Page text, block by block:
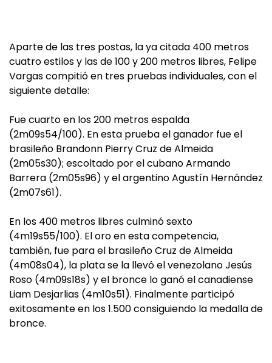
Aparte de las tres postas, la ya citada 400 metros
cuatro estilos y las de 100 y 200 metros libres, Felipe
Vargas compitió en tres pruebas individuales, con el
siguiente detalle:
Fue cuarto en los 200 metros espalda
(2m09s54/100). En esta prueba el ganador fue el
brasileño Brandonn Pierry Cruz de Almeida
(2m05s30); escoltado por el cubano Armando
Barrera (2m05s96) y el argentino Agustín Hernández
(2m07s61).
En los 400 metros libres culminó sexto
(4m19s55/100). El oro en esta competencia,
también, fue para el brasileño Cruz de Almeida
(4m08s04), la plata se la llevó el venezolano Jesús
Roso (4m09s18s) y el bronce lo ganó el canadiense
Liam Desjarlias (4m10s51). Finalmente participó
exitosamente en los 1.500 consiguiendo la medalla de
bronce.